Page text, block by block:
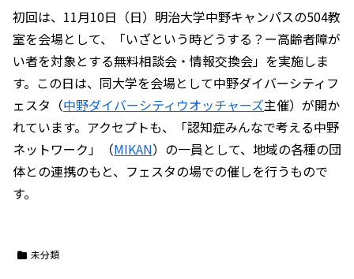
初回は、11月10日（日）明治大学中野キャンパスの504教
室を会場として、「いざという時どうする？ー高齢者障が
い者を対象とする無料相談会・情報交換会」を実施しま
す。この日は、同大学を会場として中野ダイバーシティフ
ェスタ（中野ダイバーシティウオッチャーズ主催）が開か
れています。アクセプトも、「認知症みんなで考える中野
ネットワーク」（MIKAN）の一員として、地域の各種の団
体との連携のもと、フェスタの場での催しを行うもので
す。
未分類